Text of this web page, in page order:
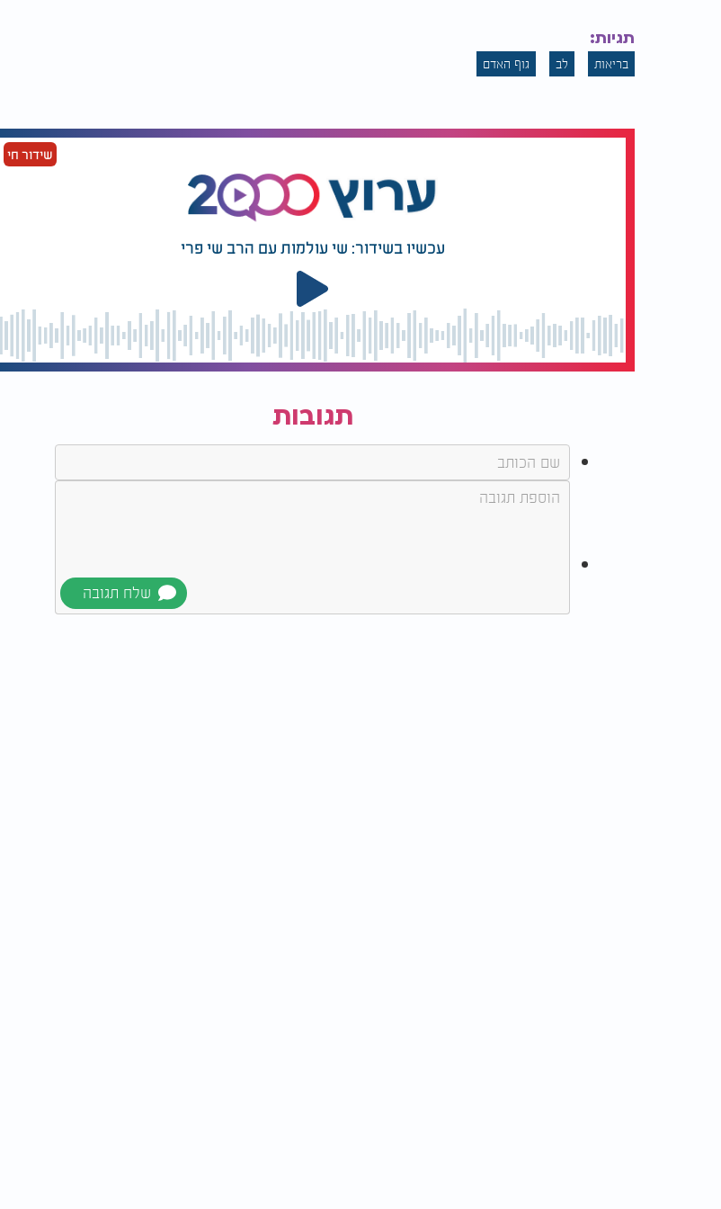
פתחו את היום נכון
סבגיר ממליץ להקפיד על שגרת בוקר קבועה שתסייע לאמץ הרגלים בריאים כבר מתחילת היום.
ובהליכה מהירה שממריצה את זרימת הדם. צריכת רכיבים חשובים כמו שומנים בריאים וסיבים
הקיץ הוא הזדמנות טובה לבלות יותר מחוץ לבית. הליכה, רכיבה על אופניים, גינון או טיול רגלי
הם פעילויות שמגבירות את התנועה ותורמות לבריאות הלב.
לדברי סבגיר, "שהייה בחוץ מעודדת פעילות גופנית, בין אם מדובר בהליכה, טיול, גינון או רכיבה
על אופניים, וכל התנועה הזו תורמת לבריאות מערכת הלב וכלי הדם. בנוסף, אור השמש מסייע
לגוף לייצר ויטמין D, שמשחק תפקיד בוויסות לחץ הדם".
"התמדה חשובה יותר מעוצמה. בין אם מדובר בתזונה או בפעילות גופנית, שינויים קטנים
שאפשר להתמיד בהם מצטברים עם הזמן. העדיפו תזונה מאוזנת שמבוססת על פירות וירקות
מתעוררת בעיה".
לסיכום, סבגיר מדגיש שאין צורך לשנות את כל אורח החיים בבת אחת. גם אימוץ של הרגל אחד
תגיות:
בריאות לב גוף האדם
שידור חי
עכשיו בשידור: שי עולמות עם הרב שי פרי
תגובות